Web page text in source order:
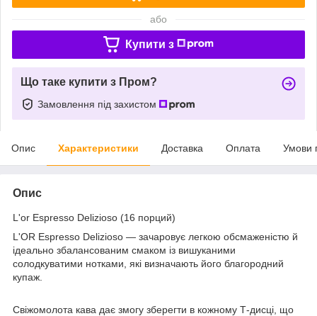
або
Купити з
Що таке купити з Пром?
Замовлення під захистом
Опис Характеристики Доставка Оплата Умови
Опис
L'or Espresso Delizioso (16 порций)
L'OR Espresso Delizioso — зачаровує легкою обсмаженістю й
ідеально збалансованим смаком із вишуканими
солодкуватими нотками, які визначають його благородний
купаж.
Свіжомолота кава дає змогу зберегти в кожному Т-дисці, що